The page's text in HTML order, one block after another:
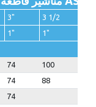
3"
3 1/2
1"
1"
74
100
74
88
74